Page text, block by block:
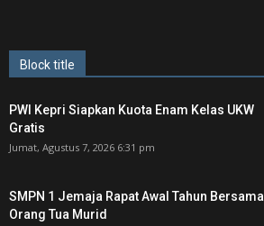
Block title
PWI Kepri Siapkan Kuota Enam Kelas UKW
Gratis
Jumat, Agustus 7, 2026 6:31 pm
SMPN 1 Jemaja Rapat Awal Tahun Bersama
Orang Tua Murid ‎